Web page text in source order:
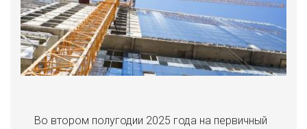
Во втором полугодии 2025 года на первичный